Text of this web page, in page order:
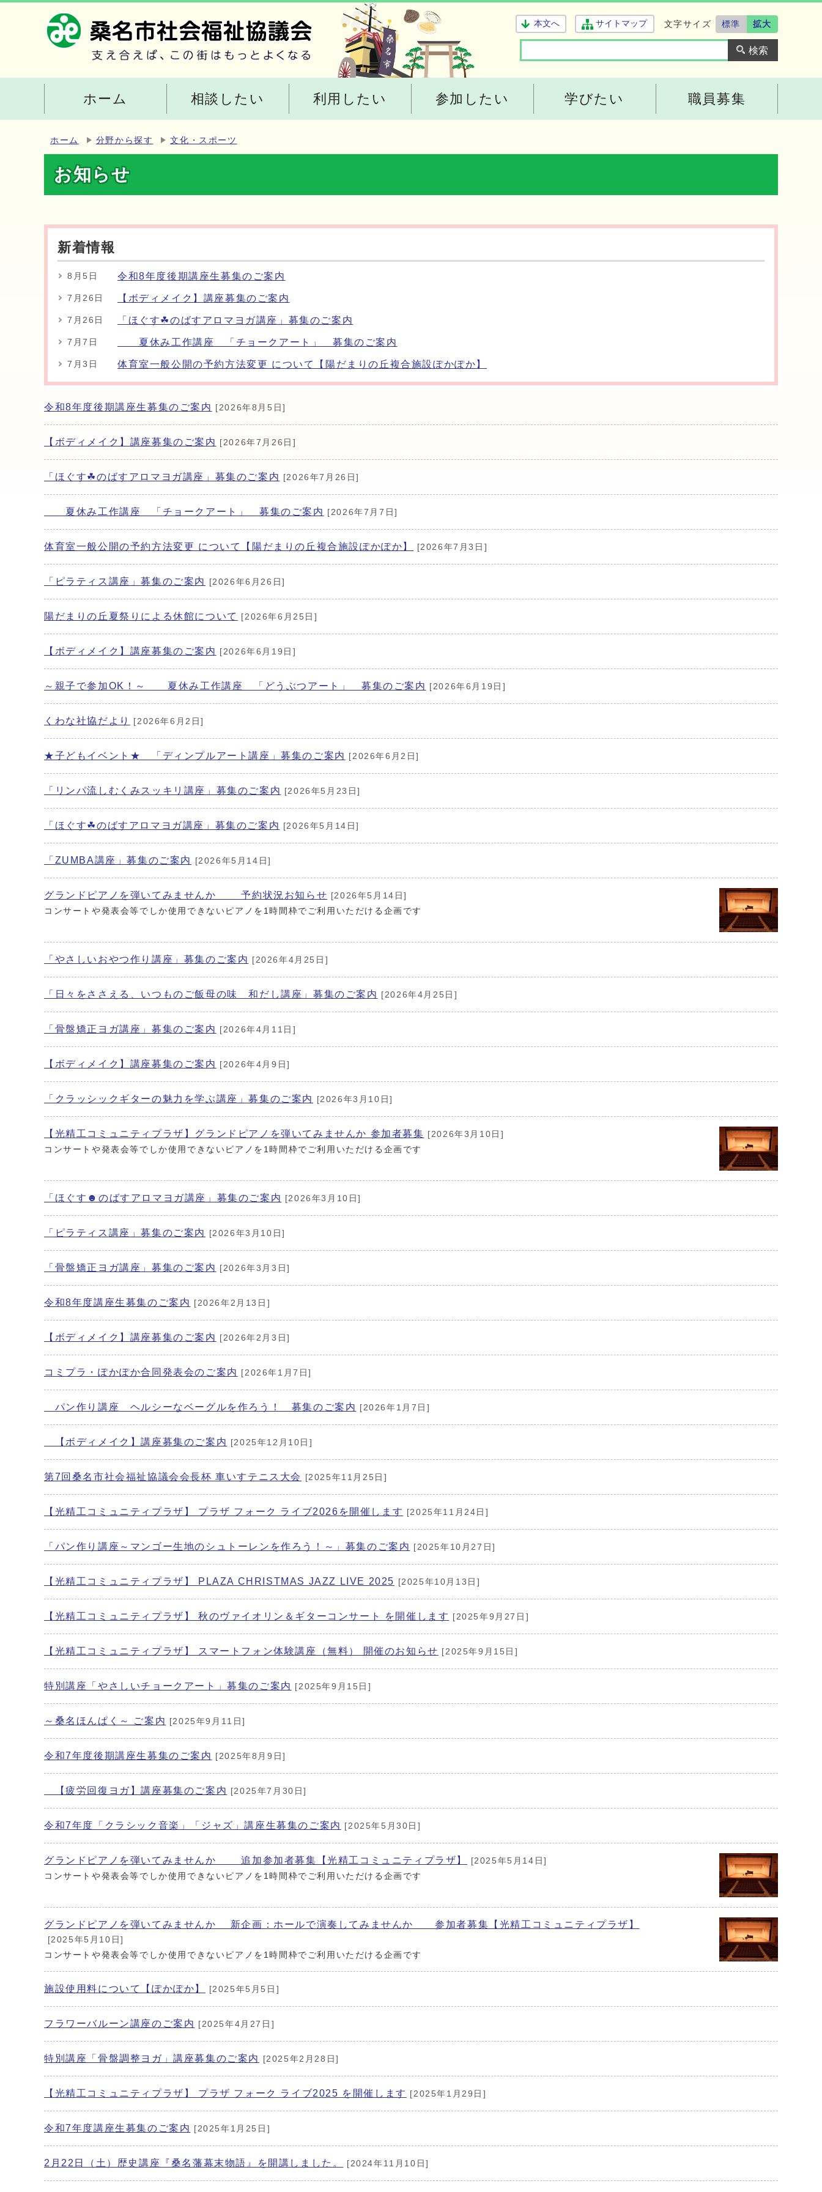
本文へ サイトマップ 文字サイズ 標準 拡大
ホーム 相談したい 利用したい 参加したい 学びたい 職員募集
ホーム 分野から探す 文化・スポーツ
お知らせ
新着情報
8月5日 令和8年度後期講座生募集のご案内
7月26日 【ボディメイク】講座募集のご案内
7月26日 「ほぐす☘のばすアロマヨガ講座」募集のご案内
7月7日 夏休み工作講座 「チョークアート」 募集のご案内
7月3日 体育室一般公開の予約方法変更 について【陽だまりの丘複合施設ぽかぽか】
令和8年度後期講座生募集のご案内 [2026年8月5日]
【ボディメイク】講座募集のご案内 [2026年7月26日]
「ほぐす☘のばすアロマヨガ講座」募集のご案内 [2026年7月26日]
夏休み工作講座 「チョークアート」 募集のご案内 [2026年7月7日]
体育室一般公開の予約方法変更 について【陽だまりの丘複合施設ぽかぽか】 [2026年7月3日]
「ピラティス講座」募集のご案内 [2026年6月26日]
陽だまりの丘夏祭りによる休館について [2026年6月25日]
【ボディメイク】講座募集のご案内 [2026年6月19日]
～親子で参加OK！～ 夏休み工作講座 「どうぶつアート」 募集のご案内 [2026年6月19日]
くわな社協だより [2026年6月2日]
★子どもイベント★ 「ディンプルアート講座」募集のご案内 [2026年6月2日]
「リンパ流しむくみスッキリ講座」募集のご案内 [2026年5月23日]
「ほぐす☘のばすアロマヨガ講座」募集のご案内 [2026年5月14日]
「ZUMBA講座」募集のご案内 [2026年5月14日]
グランドピアノを弾いてみませんか 予約状況お知らせ [2026年5月14日]
コンサートや発表会等でしか使用できないピアノを1時間枠でご利用いただける企画です
「やさしいおやつ作り講座」募集のご案内 [2026年4月25日]
「日々をささえる、いつものご飯母の味 和だし講座」募集のご案内 [2026年4月25日]
「骨盤矯正ヨガ講座」募集のご案内 [2026年4月11日]
【ボディメイク】講座募集のご案内 [2026年4月9日]
「クラッシックギターの魅力を学ぶ講座」募集のご案内 [2026年3月10日]
【光精工コミュニティプラザ】グランドピアノを弾いてみませんか 参加者募集 [2026年3月10日]
コンサートや発表会等でしか使用できないピアノを1時間枠でご利用いただける企画です
「ほぐす☻のばすアロマヨガ講座」募集のご案内 [2026年3月10日]
「ピラティス講座」募集のご案内 [2026年3月10日]
「骨盤矯正ヨガ講座」募集のご案内 [2026年3月3日]
令和8年度講座生募集のご案内 [2026年2月13日]
【ボディメイク】講座募集のご案内 [2026年2月3日]
コミプラ・ぽかぽか合同発表会のご案内 [2026年1月7日]
パン作り講座 ヘルシーなベーグルを作ろう！ 募集のご案内 [2026年1月7日]
【ボディメイク】講座募集のご案内 [2025年12月10日]
第7回桑名市社会福祉協議会会長杯 車いすテニス大会 [2025年11月25日]
【光精工コミュニティプラザ】 プラザ フォーク ライブ2026を開催します [2025年11月24日]
「パン作り講座～マンゴー生地のシュトーレンを作ろう！～」募集のご案内 [2025年10月27日]
【光精工コミュニティプラザ】 PLAZA CHRISTMAS JAZZ LIVE 2025 [2025年10月13日]
【光精工コミュニティプラザ】 秋のヴァイオリン＆ギターコンサート を開催します [2025年9月27日]
【光精工コミュニティプラザ】 スマートフォン体験講座（無料） 開催のお知らせ [2025年9月15日]
特別講座「やさしいチョークアート」募集のご案内 [2025年9月15日]
～桑名ほんぱく～ ご案内 [2025年9月11日]
令和7年度後期講座生募集のご案内 [2025年8月9日]
【疲労回復ヨガ】講座募集のご案内 [2025年7月30日]
令和7年度「クラシック音楽」「ジャズ」講座生募集のご案内 [2025年5月30日]
グランドピアノを弾いてみませんか 追加参加者募集【光精工コミュニティプラザ】
[2025年5月14日]
コンサートや発表会等でしか使用できないピアノを1時間枠でご利用いただける企画です
グランドピアノを弾いてみませんか 新企画：ホールで演奏してみませんか 参加者募集【光精工コミュニティプラザ】
[2025年5月10日]
コンサートや発表会等でしか使用できないピアノを1時間枠でご利用いただける企画です
施設使用料について【ぽかぽか】 [2025年5月5日]
フラワーバルーン講座のご案内 [2025年4月27日]
特別講座「骨盤調整ヨガ」講座募集のご案内 [2025年2月28日]
【光精工コミュニティプラザ】 プラザ フォーク ライブ2025 を開催します [2025年1月29日]
令和7年度講座生募集のご案内 [2025年1月25日]
2月22日（土）歴史講座『桑名藩幕末物語』を開講しました。 [2024年11月10日]